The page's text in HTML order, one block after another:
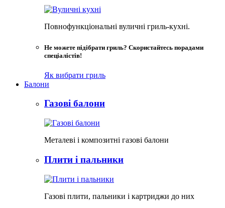
Повнофункціональні вуличні гриль-кухні.
Не можете підібрати гриль? Скористайтесь порадами
спеціалістів!
Як вибрати гриль
Балони
Газові балони
Металеві і композитні газові балони
Плити і пальники
Газові плити, пальники і картриджи до них